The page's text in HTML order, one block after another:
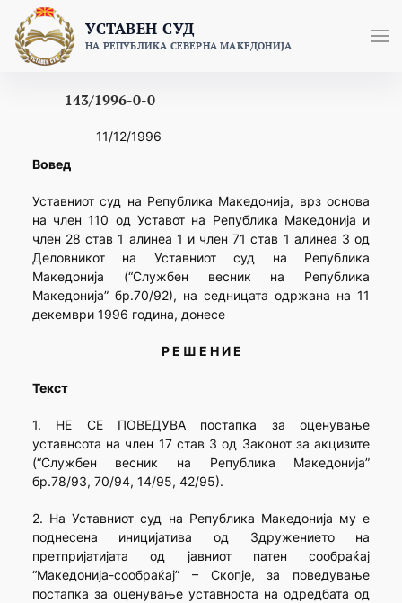
content
УСТАВЕН СУД
НА РЕПУБЛИКА СЕВЕРНА МАКЕДОНИЈА
143/1996-0-0
11/12/1996
Вовед
Уставниот суд на Република Македонија, врз основа
на член 110 од Уставот на Република Македонија и
член 28 став 1 алинеа 1 и член 71 став 1 алинеа 3 од
Деловникот на Уставниот суд на Република
Македонија (“Службен весник на Република
Македонија” бр.70/92), на седницата одржана на 11
декември 1996 година, донесе
Р Е Ш Е Н И Е
Текст
1. НЕ СЕ ПОВЕДУВА постапка за оценување
уставнсота на член 17 став 3 од Законот за акцизите
(“Службен весник на Република Македонија”
бр.78/93, 70/94, 14/95, 42/95).
2. На Уставниот суд на Република Македонија му е
поднесена иницијатива од Здружението на
претпријатијата од јавниот патен сообраќај
“Македонија-сообраќај” – Скопје, за поведување
постапка за оценување уставноста на одредбата од